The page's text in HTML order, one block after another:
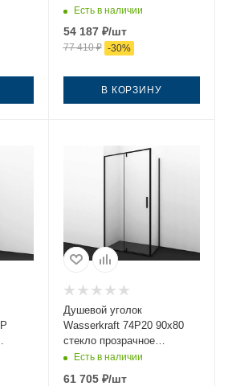
прозрачное профиль хром
без поддона
Есть в наличии
54 187₽/шт
77 410₽ -30%
В КОРЗИНУ
Душевой уголок
Wasserkraft 74P20 90х80
стекло прозрачное
профиль черный без
Есть в наличии
61 705₽/шт